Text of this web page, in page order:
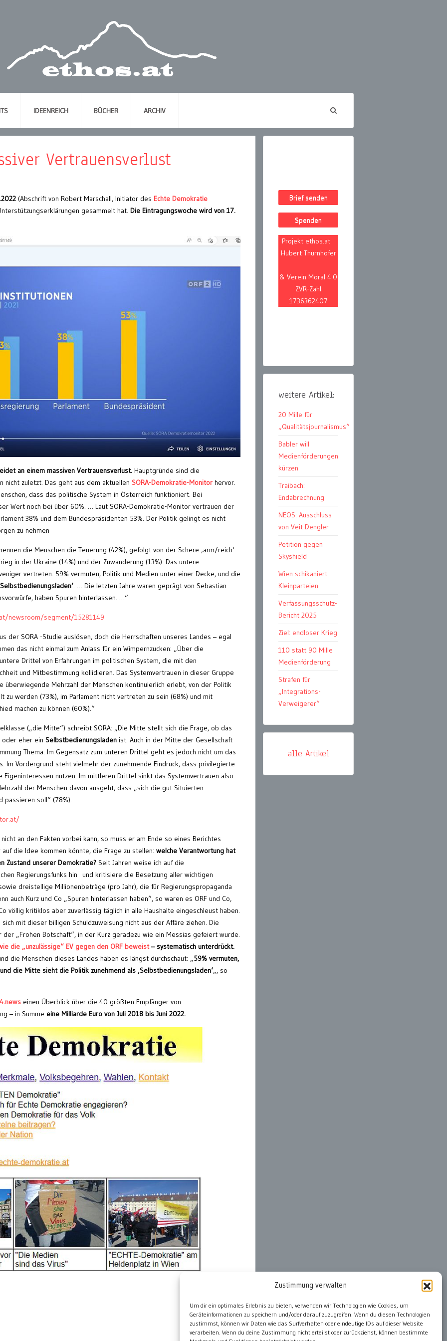
Zustimmung verwalten
Um dir ein optimales Erlebnis zu bieten, verwenden wir Technologien wie Cookies, um
Geräteinformationen zu speichern und/oder darauf zuzugreifen. Wenn du diesen Technologien
zustimmst, können wir Daten wie das Surfverhalten oder eindeutige IDs auf dieser Website
verarbeiten. Wenn du deine Zustimmung nicht erteilst oder zurückziehst, können bestimmte
IDEENREICH BÜCHER ARCHIV
Vertrauensverlust
(Abschrift von Robert Marschall, Initiator des Echte Demokratie
gesammelt hat. Die Eintragungswoche wird von 17.
an einem massiven Vertrauensverlust. Hauptgründe sind die
nicht zuletzt. Das geht aus dem aktuellen SORA-Demokratie-Monitor hervor.
dass das politische System in Österreich funktioniert. Bei
Wert noch bei über 60%. … Laut SORA-Demokratie-Monitor vertrauen der
38% und dem Bundespräsidenten 53%. Der Politik gelingt es nicht
zu nehmen
die Menschen die Teuerung (42%), gefolgt von der Schere ‚arm/reich‘
in der Ukraine (14%) und der Zuwanderung (13%). Das untere
vertreten. 59% vermuten, Politik und Medien unter einer Decke, und die
. … Die letzten Jahre waren geprägt von Sebastian
haben Spuren hinterlassen. …“
newsroom/segment/15281149
der SORA -Studie auslösen, doch die Herrschaften unseres Landes – egal
das nicht einmal zum Anlass für ein Wimpernzucken: „Über die
Drittel von Erfahrungen im politischen System, die mit den
und Mitbestimmung kollidieren. Das Systemvertrauen in dieser Gruppe
überwiegende Mehrzahl der Menschen kontinuierlich erlebt, von der Politik
zu werden (73%), im Parlament nicht vertreten zu sein (68%) und mit
machen zu können (60%).“
(„die Mitte“) schreibt SORA: „Die Mitte stellt sich die Frage, ob das
oder eher ein Selbstbedienungsladen ist. Auch in der Mitte der Gesellschaft
Thema. Im Gegensatz zum unteren Drittel geht es jedoch nicht um das
Im Vordergrund steht vielmehr der zunehmende Eindruck, dass privilegierte
Eigeninteressen nutzen. Im mittleren Drittel sinkt das Systemvertrauen also
der Menschen davon ausgeht, dass „sich die gut Situierten
passieren soll“ (78%).
nicht an den Fakten vorbei kann, so muss er am Ende so eines Berichtes
die Idee kommen könnte, die Frage zu stellen: welche Verantwortung hat
Zustand unserer Demokratie? Seit Jahren weise ich auf die
Regierungsfunks hin und kritisiere die Besetzung aller wichtigen
dreistellige Millionenbeträge (pro Jahr), die für Regierungspropaganda
auch Kurz und Co „Spuren hinterlassen haben“, so waren es ORF und Co,
völlig kritiklos aber zuverlässig täglich in alle Haushalte eingeschleust haben.
mit dieser billigen Schuldzuweisung nicht aus der Affäre ziehen. Die
der „Frohen Botschaft“, in der Kurz geradezu wie ein Messias gefeiert wurde.
die „unzulässige“ EV gegen den ORF beweist– systematisch unterdrückt.
die Menschen dieses Landes haben es längst durchschaut: „59% vermuten,
die Mitte sieht die Politik zunehmend als ‚Selbstbedienungsladen‘„, so
einen Überblick über die 40 größten Empfänger von
– in Summe eine Milliarde Euro von Juli 2018 bis Juni 2022.
Brief senden
Spenden
Projekt ethos.at
Hubert Thurnhofer
& Verein Moral 4.0
ZVR-Zahl
1736362407
weitere Artikel:
20 Mille für
„Qualitätsjournalismus“
Babler will
Medienförderungen
kürzen
Traibach:
Endabrechnung
NEOS: Ausschluss
von Veit Dengler
Petition gegen
Skyshield
Wien schikaniert
Kleinparteien
Verfassungsschutz-
Bericht 2025
Ziel: endloser Krieg
110 statt 90 Mille
Medienförderung
Strafen für
„Integrations-
Verweigerer“
alle Artikel